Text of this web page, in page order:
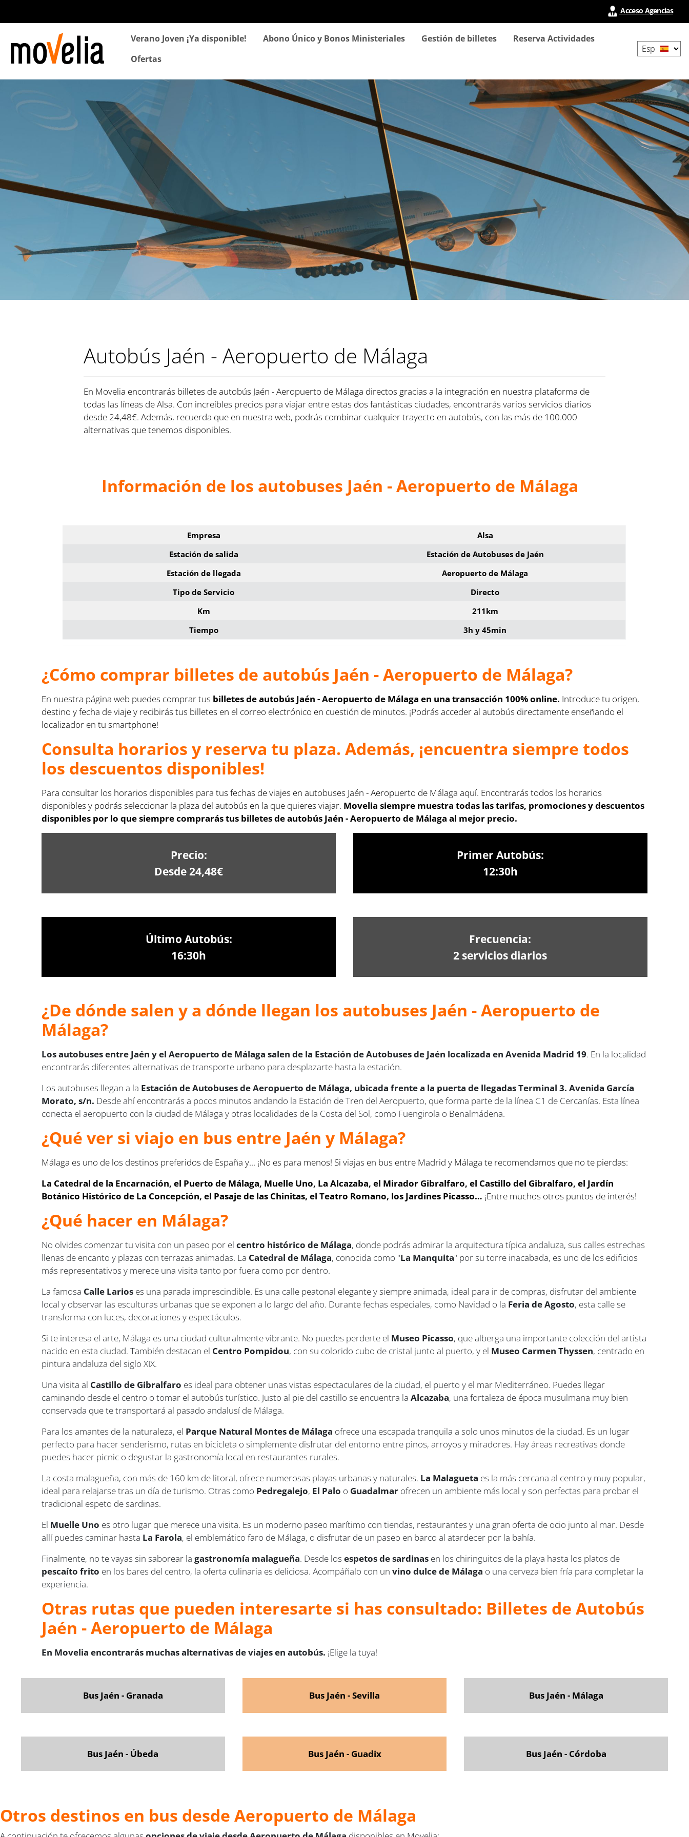
contenido
Acceso Agencias
Navegación
principal
Verano Joven ¡Ya disponible! Abono Único y Bonos Ministeriales Gestión de billetes
Reserva Actividades
Ofertas
your
Autobús Jaén - Aeropuerto de Málaga
En Movelia encontrarás billetes de autobús Jaén - Aeropuerto de Málaga directos gracias a la integración en nuestra plataforma de
todas las líneas de Alsa. Con increíbles precios para viajar entre estas dos fantásticas ciudades, encontrarás varios servicios diarios
desde 24,48€. Además, recuerda que en nuestra web, podrás combinar cualquier trayecto en autobús, con las más de 100.000
alternativas que tenemos disponibles.
Información de los autobuses Jaén - Aeropuerto de Málaga
Empresa
Alsa
Estación de salida
Estación de Autobuses de Jaén
Estación de llegada
Aeropuerto de Málaga
Tipo de Servicio
Directo
Km
211km
Tiempo
3h y 45min
¿Cómo comprar billetes de autobús Jaén - Aeropuerto de Málaga?
En nuestra página web puedes comprar tus billetes de autobús Jaén - Aeropuerto de Málaga en una transacción 100% online. Introduce tu origen,
destino y fecha de viaje y recibirás tus billetes en el correo electrónico en cuestión de minutos. ¡Podrás acceder al autobús directamente enseñando el
localizador en tu smartphone!
Consulta horarios y reserva tu plaza. Además, ¡encuentra siempre todos
los descuentos disponibles!
Para consultar los horarios disponibles para tus fechas de viajes en autobuses Jaén - Aeropuerto de Málaga aquí. Encontrarás todos los horarios
disponibles y podrás seleccionar la plaza del autobús en la que quieres viajar. Movelia siempre muestra todas las tarifas, promociones y descuentos
disponibles por lo que siempre comprarás tus billetes de autobús Jaén - Aeropuerto de Málaga al mejor precio.
Precio:
Desde 24,48€
Primer Autobús:
12:30h
Último Autobús:
16:30h
Frecuencia:
2 servicios diarios
¿De dónde salen y a dónde llegan los autobuses Jaén - Aeropuerto de
Málaga?
Los autobuses entre Jaén y el Aeropuerto de Málaga salen de la Estación de Autobuses de Jaén localizada en Avenida Madrid 19. En la localidad
encontrarás diferentes alternativas de transporte urbano para desplazarte hasta la estación.
Los autobuses llegan a la Estación de Autobuses de Aeropuerto de Málaga, ubicada frente a la puerta de llegadas Terminal 3. Avenida García
Morato, s/n. Desde ahí encontrarás a pocos minutos andando la Estación de Tren del Aeropuerto, que forma parte de la línea C1 de Cercanías. Esta línea
conecta el aeropuerto con la ciudad de Málaga y otras localidades de la Costa del Sol, como Fuengirola o Benalmádena.
¿Qué ver si viajo en bus entre Jaén y Málaga?
Málaga es uno de los destinos preferidos de España y... ¡No es para menos! Si viajas en bus entre Madrid y Málaga te recomendamos que no te pierdas:
La Catedral de la Encarnación, el Puerto de Málaga, Muelle Uno, La Alcazaba, el Mirador Gibralfaro, el Castillo del Gibralfaro, el Jardín
Botánico Histórico de La Concepción, el Pasaje de las Chinitas, el Teatro Romano, los Jardines Picasso… ¡Entre muchos otros puntos de interés!
¿Qué hacer en Málaga?
No olvides comenzar tu visita con un paseo por elcentro histórico de Málaga, donde podrás admirar la arquitectura típica andaluza, sus calles estrechas
llenas de encanto y plazas con terrazas animadas. La Catedral de Málaga, conocida como "La Manquita" por su torre inacabada, es uno de los edificios
más representativos y merece una visita tanto por fuera como por dentro.
La famosa Calle Larios es una parada imprescindible. Es una calle peatonal elegante y siempre animada, ideal para ir de compras, disfrutar del ambiente
local y observar las esculturas urbanas que se exponen a lo largo del año. Durante fechas especiales, como Navidad o la Feria de Agosto, esta calle se
transforma con luces, decoraciones y espectáculos.
Si te interesa el arte, Málaga es una ciudad culturalmente vibrante. No puedes perderte el Museo Picasso, que alberga una importante colección del artista
nacido en esta ciudad. También destacan el Centro Pompidou, con su colorido cubo de cristal junto al puerto, y el Museo Carmen Thyssen, centrado en
pintura andaluza del siglo XIX.
Una visita al Castillo de Gibralfaro es ideal para obtener unas vistas espectaculares de la ciudad, el puerto y el mar Mediterráneo. Puedes llegar
caminando desde el centro o tomar el autobús turístico. Justo al pie del castillo se encuentra laAlcazaba, una fortaleza de época musulmana muy bien
conservada que te transportará al pasado andalusí de Málaga.
Para los amantes de la naturaleza, el Parque Natural Montes de Málaga ofrece una escapada tranquila a solo unos minutos de la ciudad. Es un lugar
perfecto para hacer senderismo, rutas en bicicleta o simplemente disfrutar del entorno entre pinos, arroyos y miradores. Hay áreas recreativas donde
puedes hacer picnic o degustar la gastronomía local en restaurantes rurales.
La costa malagueña, con más de 160 km de litoral, ofrece numerosas playas urbanas y naturales. La Malagueta es la más cercana al centro y muy popular,
ideal para relajarse tras un día de turismo. Otras como Pedregalejo, El Palo o Guadalmar ofrecen un ambiente más local y son perfectas para probar el
tradicional espeto de sardinas.
El Muelle Uno es otro lugar que merece una visita. Es un moderno paseo marítimo con tiendas, restaurantes y una gran oferta de ocio junto al mar. Desde
allí puedes caminar hasta La Farola, el emblemático faro de Málaga, o disfrutar de un paseo en barco al atardecer por la bahía.
Finalmente, no te vayas sin saborear lagastronomía malagueña. Desde losespetos de sardinas en los chiringuitos de la playa hasta los platos de
pescaíto frito en los bares del centro, la oferta culinaria es deliciosa. Acompáñalo con unvino dulce de Málaga o una cerveza bien fría para completar la
experiencia.
Otras rutas que pueden interesarte si has consultado: Billetes de Autobús
Jaén - Aeropuerto de Málaga
En Movelia encontrarás muchas alternativas de viajes en autobús. ¡Elige la tuya!
Bus Jaén - Granada Bus Jaén - Sevilla Bus Jaén - Málaga
Bus Jaén - Úbeda Bus Jaén - Guadix Bus Jaén - Córdoba
Otros destinos en bus desde Aeropuerto de Málaga